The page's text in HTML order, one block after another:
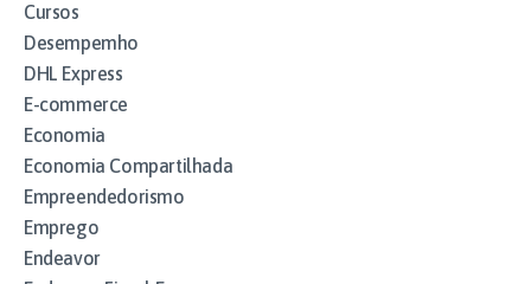
Cursos
Desempemho
DHL Express
E-commerce
Economia
Economia Compartilhada
Empreendedorismo
Emprego
Endeavor